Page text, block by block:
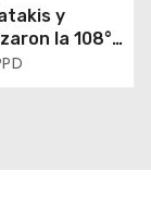
y
la 108°